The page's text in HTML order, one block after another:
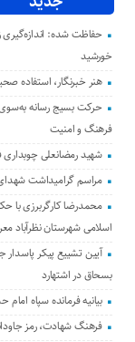
حفاظت شده: اندازه‌گیری
خورشید
هنر خبرنگار، استفاده
حرکت بسیج رسانه به‌سوی
فرهنگ و امنیت
شهید رمضانعلی چوبداری
مراسم گرامیداشت
محمدرضا کارگربرزی با
اسلامی شهرستان نظرآباد
آیین تشییع پیکر
بسحاق در اشتهارد
بیانیه فرمانده سپاه
فرهنگ شهادت، رمز